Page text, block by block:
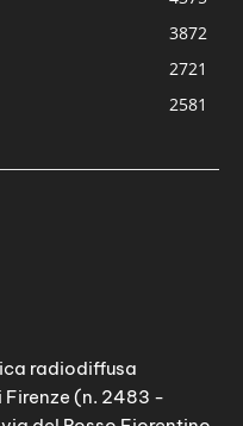
3872
2721
2581
radiodiffusa
Firenze (n. 2483 -